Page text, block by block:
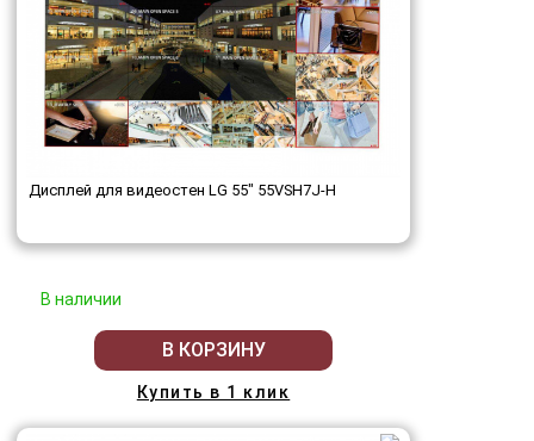
Дисплей для видеостен LG 55" 55VSH7J-H
В наличии
В КОРЗИНУ
Купить в 1 клик